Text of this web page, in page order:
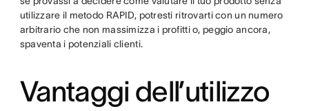
utilizzare il metodo RAPID, potresti ritrovarti con un numero
arbitrario che non massimizza i profitti o, peggio ancora,
spaventa i potenziali clienti.
Vantaggi dell’utilizzo